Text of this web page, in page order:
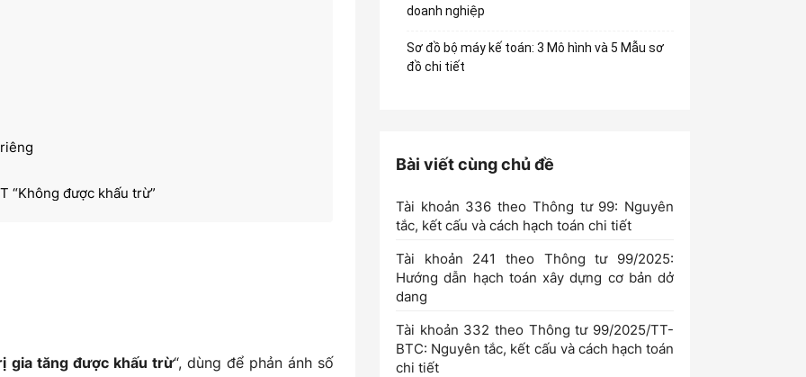
“Không được khấu trừ”
gia tăng được khấu trừ“, dùng để phản ánh số
doanh nghiệp
Sơ đồ bộ máy kế toán: 3 Mô hình và 5 Mẫu sơ
đồ chi tiết
Bài viết cùng chủ đề
Tài khoản 336 theo Thông tư 99: Nguyên
tắc, kết cấu và cách hạch toán chi tiết
Tài khoản 241 theo Thông tư 99/2025:
Hướng dẫn hạch toán xây dựng cơ bản dở
dang
Tài khoản 332 theo Thông tư 99/2025/TT-
BTC: Nguyên tắc, kết cấu và cách hạch toán
chi tiết